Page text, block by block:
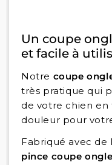
Un coupe
et facile à
Notre coupe
très pratique qui
de votre chien en
douleur pour
Fabriqué avec de
pince coupe ongle